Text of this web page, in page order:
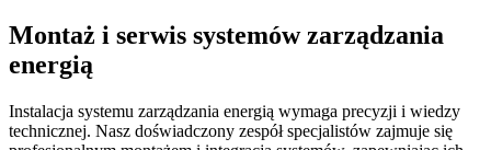
Montaż i serwis systemów zarządzania
energią
Instalacja systemu zarządzania energią wymaga precyzji i wiedzy
technicznej. Nasz doświadczony zespół specjalistów zajmuje się